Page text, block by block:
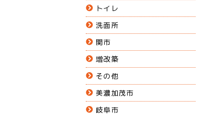
トイレ
洗面所
関市
増改築
その他
美濃加茂市
岐阜市